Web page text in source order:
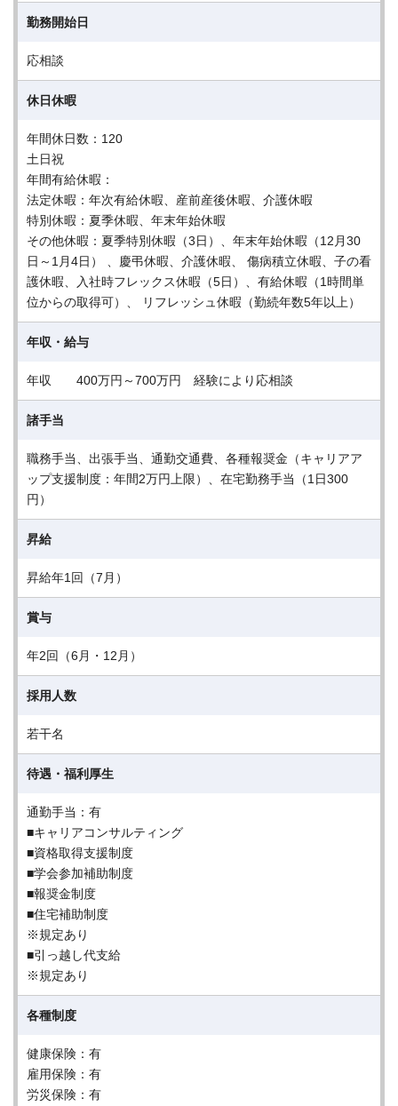
勤務開始日
応相談
休日休暇
年間休日数：120
土日祝
年間有給休暇：
法定休暇：年次有給休暇、産前産後休暇、介護休暇
特別休暇：夏季休暇、年末年始休暇
その他休暇：夏季特別休暇（3日）、年末年始休暇（12月30
日～1月4日） 、慶弔休暇、介護休暇、 傷病積立休暇、子の看
護休暇、入社時フレックス休暇（5日）、有給休暇（1時間単
位からの取得可）、 リフレッシュ休暇（勤続年数5年以上）
年収・給与
年収 400万円～700万円 経験により応相談
諸手当
職務手当、出張手当、通勤交通費、各種報奨金（キャリアア
ップ支援制度：年間2万円上限）、在宅勤務手当（1日300
円）
昇給
昇給年1回（7月）
賞与
年2回（6月・12月）
採用人数
若干名
待遇・福利厚生
通勤手当：有
■キャリアコンサルティング
■資格取得支援制度
■学会参加補助制度
■報奨金制度
■住宅補助制度
※規定あり
■引っ越し代支給
※規定あり
各種制度
健康保険：有
雇用保険：有
労災保険：有